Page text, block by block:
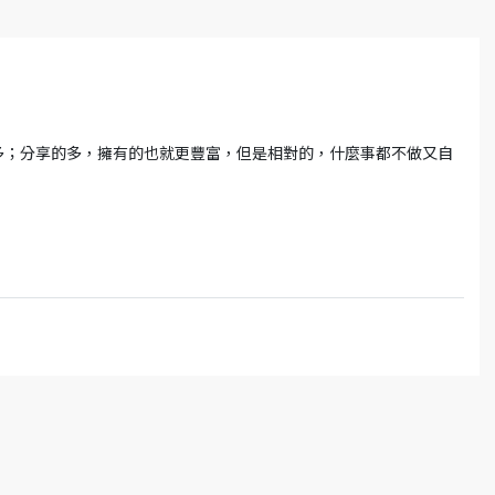
分享的多，擁有的也就更豐富，但是相對的，什麼事都不做又自